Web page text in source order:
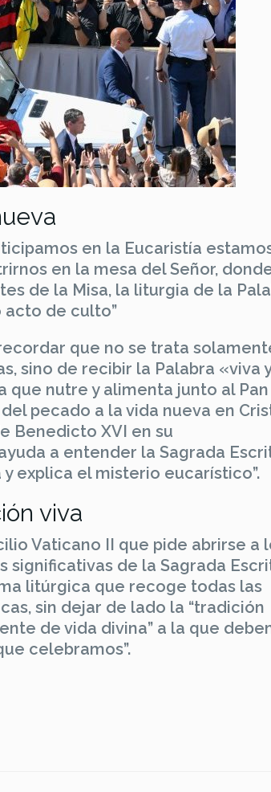
en la Eucaristía
en la mesa del Señor,
de la Misa, la liturgia de la
de culto”
que no se trata
sino de recibir la Palabra «viva y
que nutre y alimenta junto al Pan
pecado a la vida nueva en
Benedicto XVI en su
a entender la Sagrada
explica el misterio eucarístico”.
viva
Vaticano II que pide abrirse a
significativas de la Sagrada
litúrgica que recoge todas las
sin dejar de lado la “tradición
de vida divina” a la que
celebramos”.